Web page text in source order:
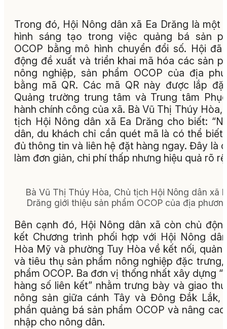
Trong đó, Hội Nông dân xã Ea Drăng là một
hình sáng tạo trong việc quảng bá sản
OCOP bằng mô hình chuyển đổi số. Hội đã
động đề xuất và triển khai mã hóa các sản
nông nghiệp, sản phẩm OCOP của địa
bằng mã QR. Các mã QR này được lắp
Quảng trường trung tâm và Trung tâm
hành chính công của xã. Bà Vũ Thị Thúy Hòa,
tịch Hội Nông dân xã Ea Drăng cho biết:
dân, du khách chỉ cần quét mã là có thể biết
đủ thông tin và liên hệ đặt hàng ngay. Đây là
làm đơn giản, chi phí thấp nhưng hiệu quả rõ
Bà Vũ Thị Thúy Hòa, Chủ tịch Hội Nông dân xã
Drăng giới thiệu sản phẩm OCOP của địa
Bên cạnh đó, Hội Nông dân xã còn chủ
kết Chương trình phối hợp với Hội Nông
Hòa Mỹ và phường Tuy Hòa về kết nối,
và tiêu thụ sản phẩm nông nghiệp đặc trưng,
phẩm OCOP. Ba đơn vị thống nhất xây dựng
hàng số liên kết” nhằm trưng bày và giao
nông sản giữa cánh Tây và Đông Đắk Lắk,
phần quảng bá sản phẩm OCOP và nâng
nhập cho nông dân.